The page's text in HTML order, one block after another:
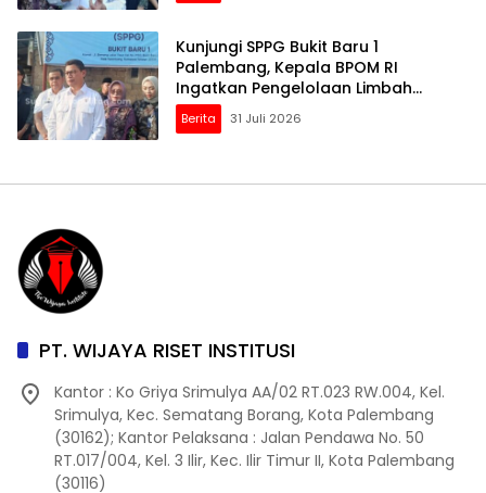
Kunjungi SPPG Bukit Baru 1
Palembang, Kepala BPOM RI
Ingatkan Pengelolaan Limbah
Jangan Dianggap Sepele
Berita 31 Juli 2026
PT. WIJAYA RISET INSTITUSI
Kantor : Ko Griya Srimulya AA/02 RT.023 RW.004, Kel.
Srimulya, Kec. Sematang Borang, Kota Palembang
(30162); Kantor Pelaksana : Jalan Pendawa No. 50
RT.017/004, Kel. 3 Ilir, Kec. Ilir Timur II, Kota Palembang
(30116)